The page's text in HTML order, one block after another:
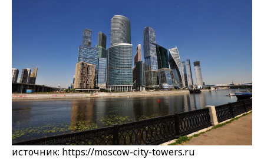
источник: https://moscow-city-towers.ru